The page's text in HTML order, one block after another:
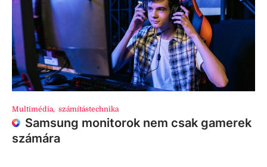
Multimédia, számítástechnika
Samsung monitorok nem csak gamerek
számára